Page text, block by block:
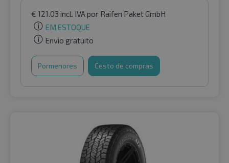
€ 121.03 incl. IVApor Raifen Paket GmbH
EM ESTOQUE
Envio gratuito
Pormenores Cesto de compras